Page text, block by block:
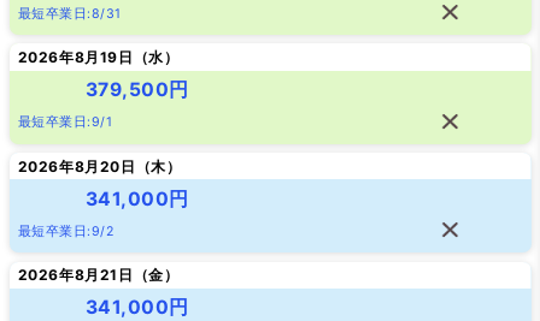
最短卒業日:8/31
2026年8月19日（水 ）
379,500円
最短卒業日:9/1
2026年8月20日（木 ）
341,000円
最短卒業日:9/2
2026年8月21日（金 ）
341,000円